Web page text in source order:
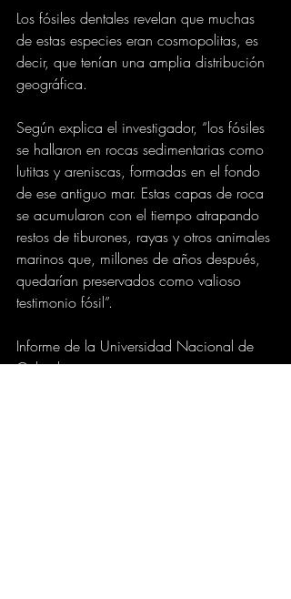
Los fósiles dentales revelan que muchas
de estas especies eran cosmopolitas, es
decir, que tenían una amplia distribución
geográfica.
Según explica el investigador, “los fósiles
se hallaron en rocas sedimentarias como
lutitas y areniscas, formadas en el fondo
de ese antiguo mar. Estas capas de roca
se acumularon con el tiempo atrapando
restos de tiburones, rayas y otros animales
marinos que, millones de años después,
quedarían preservados como valioso
testimonio fósil”.
Informe de la Universidad Nacional de
Colombia.